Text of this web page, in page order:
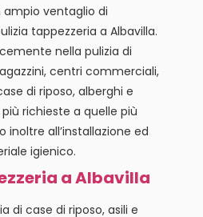
ventaglio di
tappezzeria a Albavilla.
nella pulizia di
centri commerciali,
di riposo, alberghi e
richieste a quelle più
inoltre all’installazione ed
igienico.
a Albavilla
di case di riposo, asili e